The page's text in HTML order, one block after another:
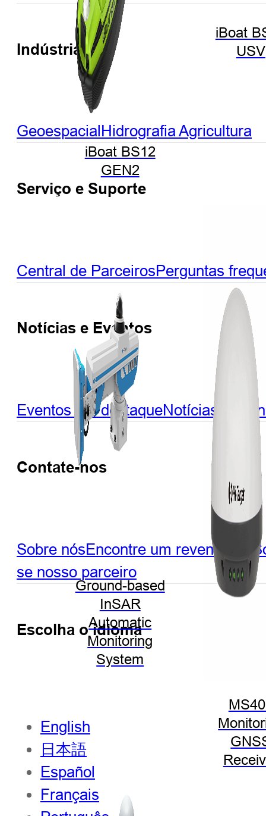
iBoat BS12
GEN2
iBoat
USV
Ground-based
InSAR
Automatic
Monitoring
System
Indústrias
GeoespacialHidrografiaAgricultura
Serviço e Suporte
Central de ParceirosPerguntas
Notícias e Eventos
Eventos em destaqueNotícias
Contate-nos
Sobre nósEncontre um revendedor
se nosso parceiro
Escolha o idioma
English
日本語
Español
Français